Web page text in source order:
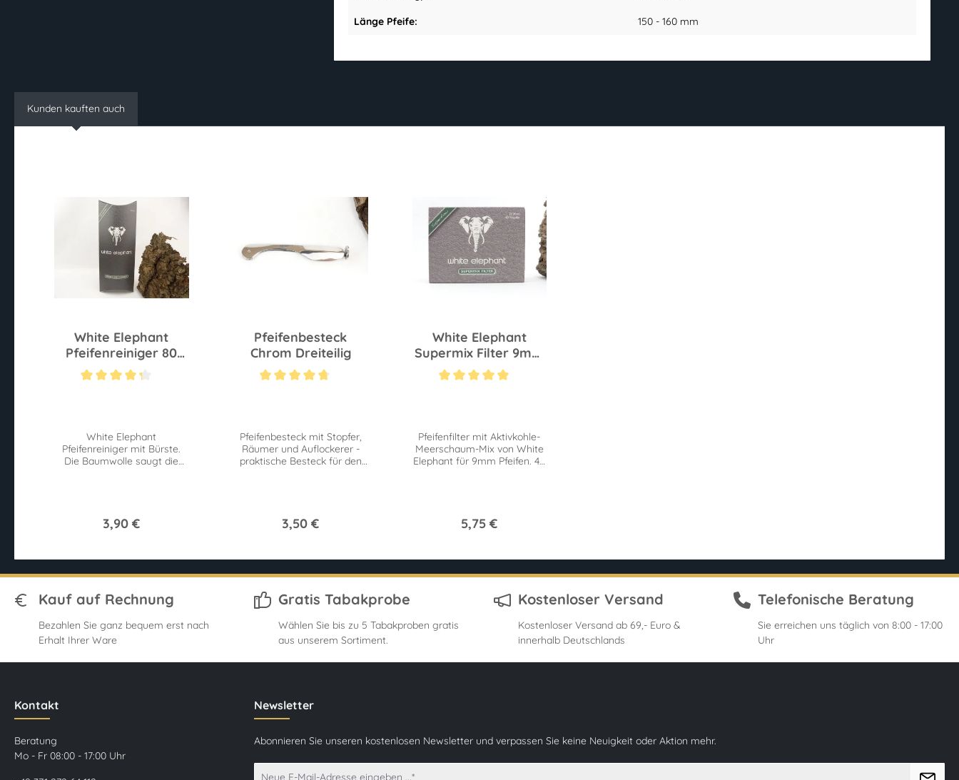
Länge Pfeife: 150 - 160 mm
Kunden kauften auch
White Elephant
Pfeifenreiniger 80
Stück
White Elephant
Pfeifenreiniger mit Bürste.
Die Baumwolle saugt die
3,90 €
Pfeifenbesteck
Chrom Dreiteilig
Pfeifenbesteck mit Stopfer,
Räumer und Auflockerer -
praktische Besteck für den
3,50 €
White Elephant
Supermix Filter 9mm
S 40 St
Pfeifenfilter mit Aktivkohle-
Meerschaum-Mix von White
Elephant für 9mm Pfeifen. 40
5,75 €
Kauf auf Rechnung
Bezahlen Sie ganz bequem erst nach
Erhalt Ihrer Ware
Gratis Tabakprobe
Wählen Sie bis zu 5 Tabakproben gratis
aus unserem Sortiment.
Kostenloser Versand
Kostenloser Versand ab 69,- Euro &
innerhalb Deutschlands
Telefonische Beratung
Sie erreichen uns täglich von 8:00 - 17:00
Uhr
Kontakt
Beratung
Mo - Fr 08:00 - 17:00 Uhr
Newsletter
Abonnieren Sie unseren kostenlosen Newsletter und verpassen Sie keine Neuigkeit oder Aktion mehr.